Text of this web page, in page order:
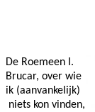
De Roemeen I.
Brucar, over wie
ik (aanvankelijk)
niets kon vinden,